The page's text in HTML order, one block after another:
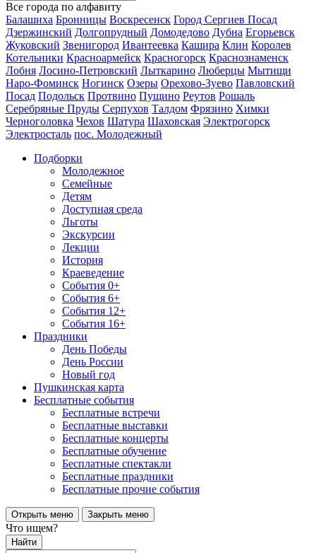
Все города по алфавиту
Балашиха Бронницы Воскресенск Город Сергиев Посад
Дзержинский Долгопрудный Домодедово Дубна Егорьевск
Жуковский Звенигород Ивантеевка Кашира Клин Королев
Котельники Красноармейск Красногорск Краснознаменск
Лобня Лосино-Петровский Лыткарино Люберцы Мытищи
Наро-Фоминск Ногинск Озеры Орехово-Зуево Павловский
Посад Подольск Протвино Пущино Реутов Рошаль
Серебряные Пруды Серпухов Талдом Фрязино Химки
Черноголовка Чехов Шатура Шаховская Электрогорск
Электросталь пос. Молодежный
Подборки
Молодежное
Семейные
Детям
Доступная среда
Льготы
Экскурсии
Лекции
История
Краеведение
События 0+
События 6+
События 12+
События 16+
Праздники
День Победы
День России
Новый год
Пушкинская карта
Бесплатные события
Бесплатные встречи
Бесплатные выставки
Бесплатные концерты
Бесплатные обучение
Бесплатные спектакли
Бесплатные праздники
Бесплатные прочие события
Открыть меню Закрыть меню
Что ищем?
Найти